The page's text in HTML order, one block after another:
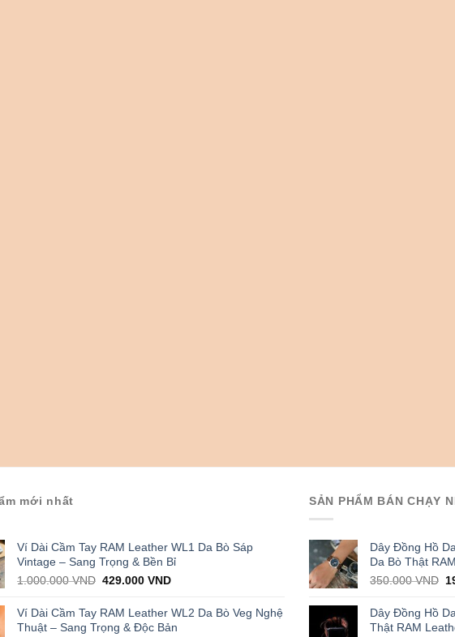
mới nhất
Ví Dài Cầm Tay RAM Leather WL1 Da Bò Sáp
Vintage – Sang Trọng & Bền Bỉ
1.000.000VND Original
was:
1.000.000 VND.
429.000VNDCurrent
is:
429.000 VND.
Ví Dài Cầm Tay RAM Leather WL2 Da Bò Veg Nghệ
Thuật – Sang Trọng & Độc Bản
SẢN PHẨM BÁN CHẠY
Dây Đồng Hồ
Da Bò Thật
350.000VND
Dây Đồng Hồ
Thật RAM